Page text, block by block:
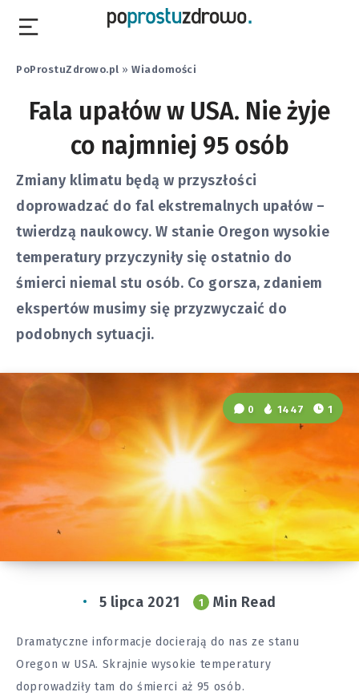
PoProstuZdrowo.pl » Wiadomości
Fala upałów w USA. Nie żyje
co najmniej 95 osób
Zmiany klimatu będą w przyszłości
doprowadzać do fal ekstremalnych upałów –
twierdzą naukowcy. W stanie Oregon wysokie
temperatury przyczyniły się ostatnio do
śmierci niemal stu osób. Co gorsza, zdaniem
ekspertów musimy się przyzwyczaić do
podobnych sytuacji.
0 1447 1
5 lipca 2021 1 Min Read
Dramatyczne informacje docierają do nas ze stanu
Oregon w USA. Skrajnie wysokie temperatury
doprowadziły tam do śmierci aż 95 osób.